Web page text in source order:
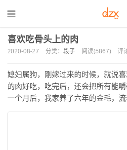
喜欢吃骨头上的肉
2020-08-27 分类： 段子 阅读(5867) 评
媳妇属狗，刚嫁过来的时候，就说
的肉好吃，吃完后，还会把所有能嚼
一个月后，我家养了六年的金毛，流